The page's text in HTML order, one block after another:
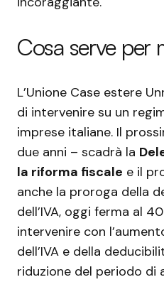
Cosa serve per
L’Unione Case estere
di intervenire su un
imprese italiane. Il
due anni – scadrà la
la riforma fiscale e il
anche la proroga della
dell’IVA, oggi ferma al
intervenire con
dell’IVA e della
riduzione del periodo